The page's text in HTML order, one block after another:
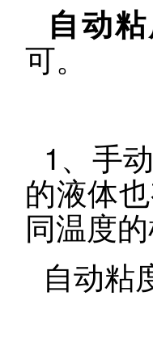
自动
可。
1、手
的液体
同温度
自动粘